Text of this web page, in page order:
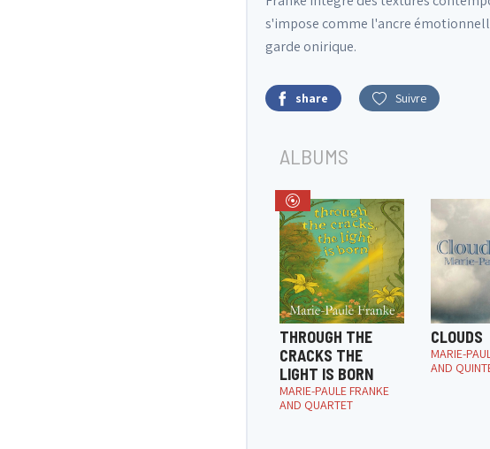
s'impose comme l'ancre
garde onirique.
share Suivre
ALBUMS
THROUGH THE
CRACKS THE
LIGHT IS BORN
MARIE-PAULE FRANKE
AND QUARTET
CLOUDS
MARIE-
AND